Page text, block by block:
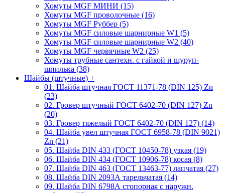
Хомуты MGF МИНИ (15)
Хомуты MGF проволочные (16)
Хомуты MGF Руббер (5)
Хомуты MGF силовые шарнирные W1 (5)
Хомуты MGF силовые шарнирные W2 (40)
Хомуты MGF червячные W2 (25)
Хомуты трубные сантехн. с гайкой и шуруп-
шпилька (38)
Шайбы (штучные) +
01. Шайба штучная ГОСТ 11371-78 (DIN 125) Zn
(23)
02. Гровер штучный ГОСТ 6402-70 (DIN 127) Zn
(20)
03. Гровер тяжелый ГОСТ 6402-70 (DIN 127) (14)
04. Шайба увел штучная ГОСТ 6958-78 (DIN 9021)
Zn (21)
05. Шайба DIN 433 (ГОСТ 10450-78) узкая (19)
06. Шайба DIN 434 (ГОСТ 10906-78) косая (8)
07. Шайба DIN 463 (ГОСТ 13463-77) лапчатая (27)
08. Шайба DIN 2093А тарельчатая (14)
09. Шайба DIN 6798А стопорная с наружн.